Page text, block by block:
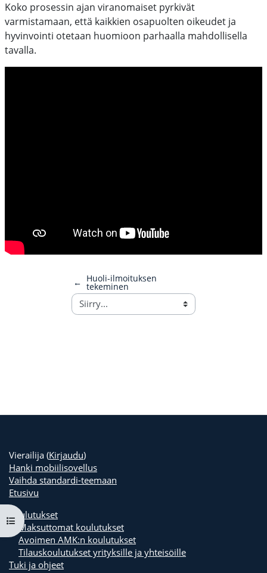
Avaa kurssisisältö
Koko prosessin ajan viranomaiset pyrkivät
varmistamaan, että kaikkien osapuolten oikeudet ja
hyvinvointi otetaan huomioon parhaalla mahdollisella
tavalla.
← Huoli-ilmoituksen
tekeminen
Vierailija (Kirjaudu)
Hanki mobiilisovellus
Vaihda standardi-teemaan
Etusivu
Koulutukset
Maksuttomat koulutukset
Avoimen AMK:n koulutukset
Tilauskoulutukset yrityksille ja yhteisöille
Tuki ja ohjeet